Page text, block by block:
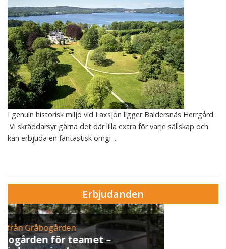
I genuin historisk miljö vid Laxsjön ligger Baldersnäs Herrgård.
Vi skräddarsyr gärna det där lilla extra för varje sällskap och
kan erbjuda en fantastisk omgi ...
Erbjudanden
Erbjudande från Skytteholm Ekerö
Julbord på Ekerö